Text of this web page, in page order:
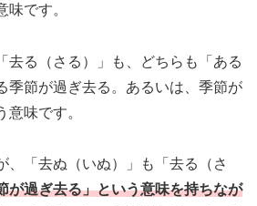
味です。
去る（さる）」も、どちらも「ある
季節が過ぎ去る。あるいは、季節が
意味です。
、「去ぬ（いぬ）」も「去る（さ
が過ぎ去る」という意味を持ちなが